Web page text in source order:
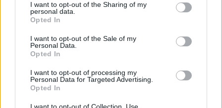
I want to opt-out of the Sharing of my
personal data.
Opted In
I want to opt-out of the Sale of my
Personal Data.
Opted In
I want to opt-out of processing my
Personal Data for Targeted Advertising.
Opted In
I want to opt-out of Collection, Use,
avond een hale gepakt ( 12.5 mg) is wellicht niet de
bedoeling om deze door midden te breken, ma
meer...]
geef mening
Amitriptyline